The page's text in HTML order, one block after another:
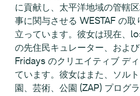
に貢献し、太平洋地域の管轄
事に関与させる WESTAF の取
立っています。彼女は現在、
の先住民キュレーター、およ
Fridays のクリエイティブ デ
ています。彼女はまた、ソル
園、芸術、公園 (ZAP) プログ